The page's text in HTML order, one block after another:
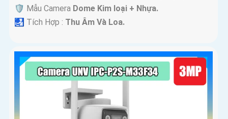
🛡 Mẫu Camera Dome Kim loại + Nhựa.
️🛃 Tích Hợp : Thu Âm Và Loa.